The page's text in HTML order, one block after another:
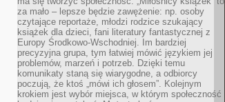
za mało – lepsze będzie zawężenie: np. osoby
czytające reportaże, młodzi rodzice szukający
książek dla dzieci, fani literatury fantastycznej z
Europy Środkowo-Wschodniej. Im bardziej
precyzyjna grupa, tym łatwiej mówić językiem jej
problemów, marzeń i potrzeb. Dzięki temu
komunikaty staną się wiarygodne, a odbiorcy
poczują, że ktoś „mówi ich głosem”. Kolejnym
krokiem jest wybór miejsca, w którym społeczność